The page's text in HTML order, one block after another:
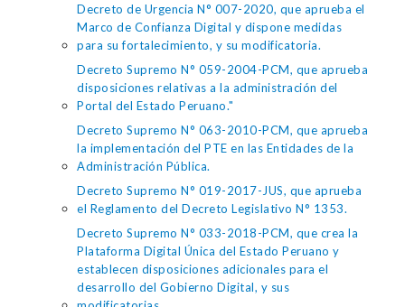
Decreto de Urgencia N° 007-2020, que aprueba el
Marco de Confianza Digital y dispone medidas
para su fortalecimiento, y su modificatoria.
Decreto Supremo N° 059-2004-PCM, que aprueba
disposiciones relativas a la administración del
Portal del Estado Peruano."
Decreto Supremo N° 063-2010-PCM, que aprueba
la implementación del PTE en las Entidades de la
Administración Pública.
Decreto Supremo N° 019-2017-JUS, que aprueba
el Reglamento del Decreto Legislativo N° 1353.
Decreto Supremo N° 033-2018-PCM, que crea la
Plataforma Digital Única del Estado Peruano y
establecen disposiciones adicionales para el
desarrollo del Gobierno Digital, y sus